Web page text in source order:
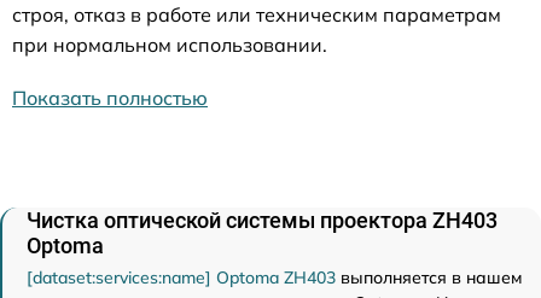
строя, отказ в работе или техническим параметрам
при нормальном использовании.
Показать полностью
Чистка оптической системы проектора ZH403
Optoma
[dataset:services:name] Optoma ZH403 выполняется в нашем